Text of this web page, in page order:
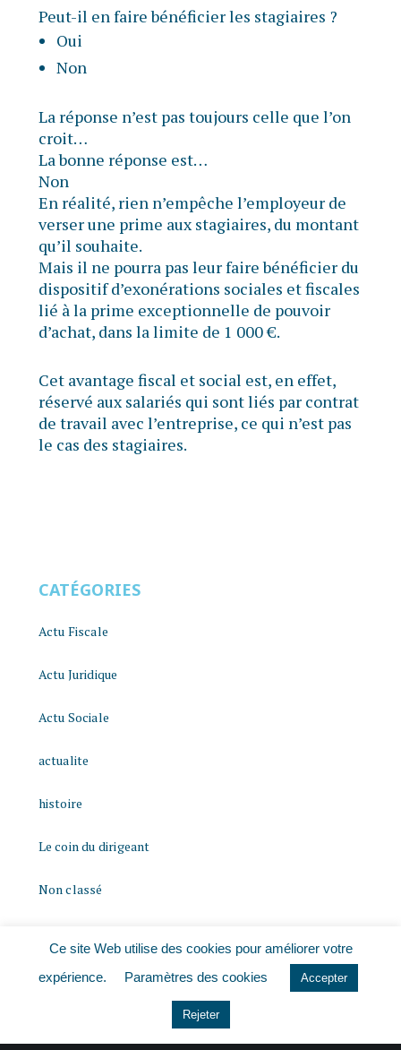
Peut-il en faire bénéficier les stagiaires ?
Oui
Non
La réponse n’est pas toujours celle que l’on
croit…
La bonne réponse est…
Non
En réalité, rien n’empêche l’employeur de
verser une prime aux stagiaires, du montant
qu’il souhaite.
Mais il ne pourra pas leur faire bénéficier du
dispositif d’exonérations sociales et fiscales
lié à la prime exceptionnelle de pouvoir
d’achat, dans la limite de 1 000 €.
Cet avantage fiscal et social est, en effet,
réservé aux salariés qui sont liés par contrat
de travail avec l’entreprise, ce qui n’est pas
le cas des stagiaires.
CATÉGORIES
Actu Fiscale
Actu Juridique
Actu Sociale
actualite
histoire
Le coin du dirigeant
Non classé
Ce site Web utilise des cookies pour améliorer votre
expérience.
Paramètres des cookies Accepter
Rejeter